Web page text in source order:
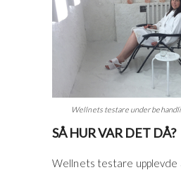
Wellnets testare under
SÅ HUR VAR DET DÅ?
Wellnets testare